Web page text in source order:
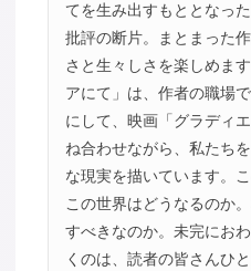
てを生み出すもととなっ
批評の断片。まとまった
さと生々しさを楽しめま
アにて」は、作者の職場
にして、映画「グラディ
ね合わせながら、私たち
な現実を描いています。
この世界はどうなるのか
すべきなのか。未完にお
くのは、読者の皆さんひ